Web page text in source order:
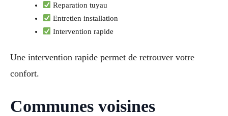
Reparation tuyau
Entretien installation
Intervention rapide
Une intervention rapide permet de retrouver votre
confort.
Communes voisines